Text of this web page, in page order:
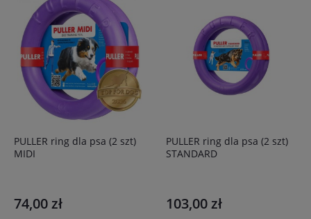
PULLER ring dla psa (2 szt)
MIDI
74,00 zł
PULLER ring dla psa (2 szt)
STANDARD
103,00 zł